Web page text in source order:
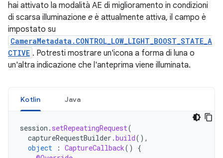
hai attivato la modalità AE di miglioramento in condizioni
di scarsa illuminazione e è attualmente attiva, il campo è
impostato su
CameraMetadata.CONTROL_LOW_LIGHT_BOOST_STATE_A
CTIVE . Potresti mostrare un'icona a forma di luna o
un'altra indicazione che l'anteprima viene illuminata.
Kotlin Java
session . setRepeatingRequest(
captureRequestBuilder .build(),
object
: CaptureCallback()
{